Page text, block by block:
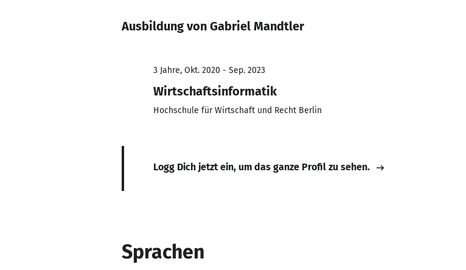
Ausbildung von Gabriel Mandtler
3 Jahre, Okt. 2020 - Sep. 2023
Wirtschaftsinformatik
Hochschule für Wirtschaft und Recht Berlin
Logg Dich jetzt ein, um das ganze Profil zu sehen.
Sprachen